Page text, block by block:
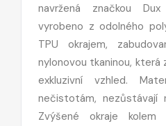
navržená značkou
vyrobeno z odolného
TPU okrajem,
nylonovou tkaninou, která
exkluzivní vzhled.
nečistotám,
Zvýšené okraje